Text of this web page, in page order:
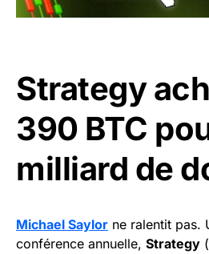
Strategy
390 BTC
milliard de
Michael Saylor ne ralentit pas.
conférence annuelle, Strategy